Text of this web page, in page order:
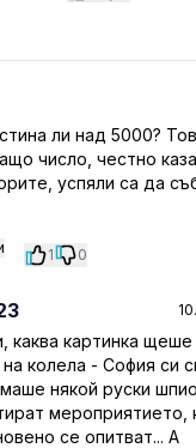
ли над 5000?
число, честно
успяли са да
1 0
каква картинка
колела - София си
някой руски
мероприятието,
се опитват... А